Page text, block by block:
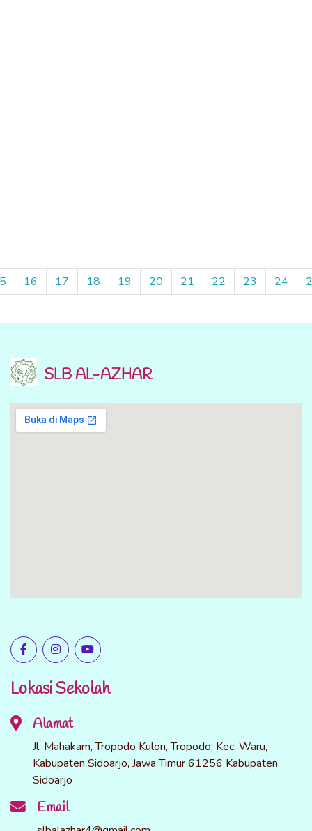
16 17 18 19 20 21 22 23 24
SLB AL-AZHAR
Lokasi Sekolah
Alamat
Jl. Mahakam, Tropodo Kulon, Tropodo, Kec. Waru,
Kabupaten Sidoarjo, Jawa Timur 61256 Kabupaten
Sidoarjo
Email